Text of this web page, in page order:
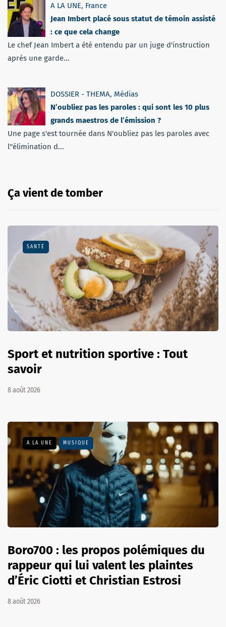
A LA UNE, France
Jean Imbert placé sous statut de témoin assisté
: ce que cela change
Le chef Jean Imbert a été entendu par un juge d'instruction
après une garde...
DOSSIER - THEMA, Médias
N’oubliez pas les paroles : qui sont les 10 plus
grands maestros de l’émission ?
Une page s'est tournée dans N'oubliez pas les paroles avec
l''élimination d...
Ça vient de tomber
SANTÉ
Sport et nutrition sportive : Tout
savoir
8 août 2026
A LA UNE MUSIQUE
Boro700 : les propos polémiques du
rappeur qui lui valent les plaintes
d’Éric Ciotti et Christian Estrosi
8 août 2026